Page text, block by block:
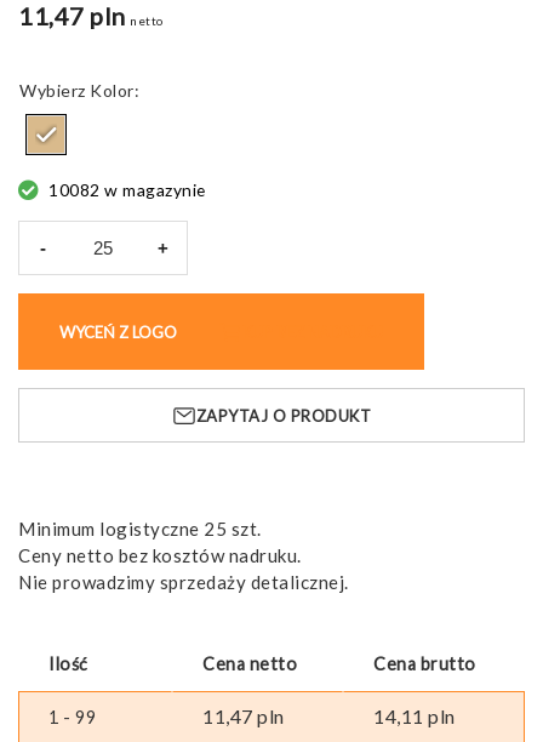
11,47 pln netto
Kolor
10082 w magazynie
-
papierowe
z
recyklingu
+
WYCEŃ Z LOGO
ZAPYTAJ O PRODUKT
Minimum logistyczne 25 szt.
Ceny netto bez kosztów nadruku.
Nie prowadzimy sprzedaży detalicznej.
Ilość Cena netto Cena brutto
1 - 99 11,47 pln 14,11 pln